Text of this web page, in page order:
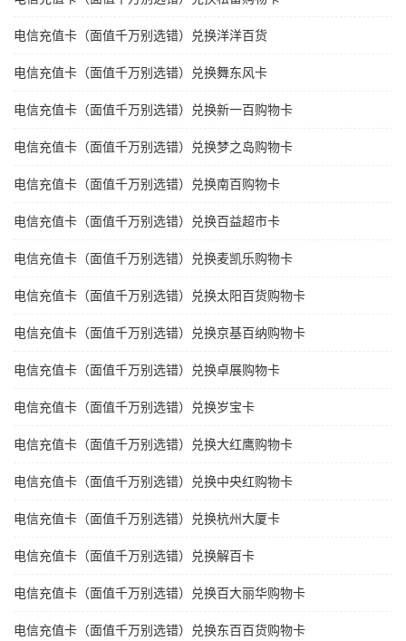
电信充值卡（面值千万别选错）兑换洋洋百货
电信充值卡（面值千万别选错）兑换舞东风卡
电信充值卡（面值千万别选错）兑换新一百购物卡
电信充值卡（面值千万别选错）兑换梦之岛购物卡
电信充值卡（面值千万别选错）兑换南百购物卡
电信充值卡（面值千万别选错）兑换百益超市卡
电信充值卡（面值千万别选错）兑换麦凯乐购物卡
电信充值卡（面值千万别选错）兑换太阳百货购物卡
电信充值卡（面值千万别选错）兑换京基百纳购物卡
电信充值卡（面值千万别选错）兑换卓展购物卡
电信充值卡（面值千万别选错）兑换岁宝卡
电信充值卡（面值千万别选错）兑换大红鹰购物卡
电信充值卡（面值千万别选错）兑换中央红购物卡
电信充值卡（面值千万别选错）兑换杭州大厦卡
电信充值卡（面值千万别选错）兑换解百卡
电信充值卡（面值千万别选错）兑换百大丽华购物卡
电信充值卡（面值千万别选错）兑换东百百货购物卡